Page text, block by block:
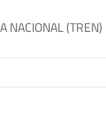
NACIONAL (TREN)